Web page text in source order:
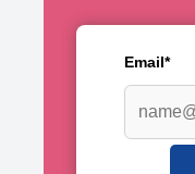
Email*